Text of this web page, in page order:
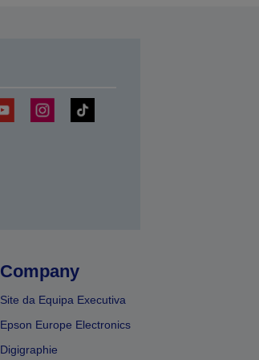
Company
Site da Equipa Executiva
Epson Europe Electronics
Digigraphie